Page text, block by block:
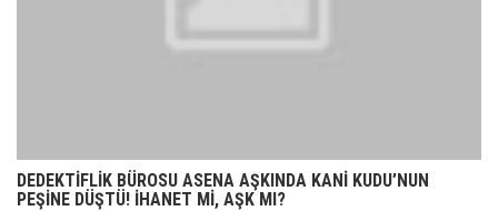
DEDEKTİFLİK BÜROSU ASENA AŞKINDA KANİ KUDU’NUN
PEŞİNE DÜŞTÜ! İHANET Mİ, AŞK MI?